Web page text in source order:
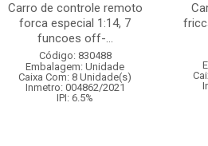
Carro de controle remoto
forca especial 1:14, 7
funcoes off-...
Código: 830488
Embalagem: Unidade
Caixa Com: 8 Unidade(s)
Inmetro: 004862/2021
IPI: 6.5%